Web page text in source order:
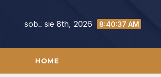
sob.. sie 8th, 2026 8:40:38 AM
HOME